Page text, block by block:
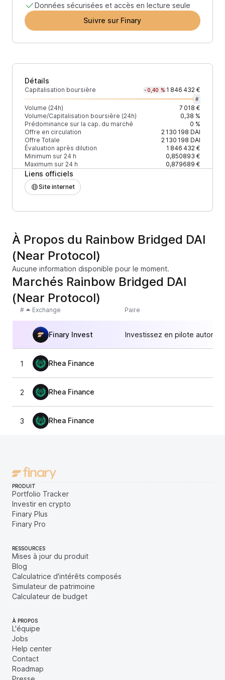
Données sécurisées et accès en lecture seule
Suivre sur Finary
Détails
Capitalisation boursière -0,40 % 1 846 432 €
#
Volume (24h)
7 018 €
Volume/Capitalisation boursière (24h)
0,38 %
Prédominance sur la cap. du marché
0 %
Offre en circulation
2 130 198 DAI
Offre Totale
2 130 198 DAI
Évaluation après dilution
1 846 432 €
Minimum sur 24 h
0,850893 €
Maximum sur 24 h
0,879689 €
Liens officiels
Site internet
À Propos du Rainbow Bridged DAI
(Near Protocol)
Aucune information disponible pour le moment.
Marchés Rainbow Bridged DAI
(Near Protocol)
# Exchange Paire
Finary Invest Investissez en pilote
1 Rhea Finance
2 Rhea Finance
3 Rhea Finance
PRODUIT
Portfolio Tracker
Investir en crypto
Finary Plus
Finary Pro
RESSOURCES
Mises à jour du produit
Blog
Calculatrice d'intérêts composés
Simulateur de patrimoine
Calculateur de budget
À PROPOS
L'équipe
Jobs
Help center
Contact
Roadmap